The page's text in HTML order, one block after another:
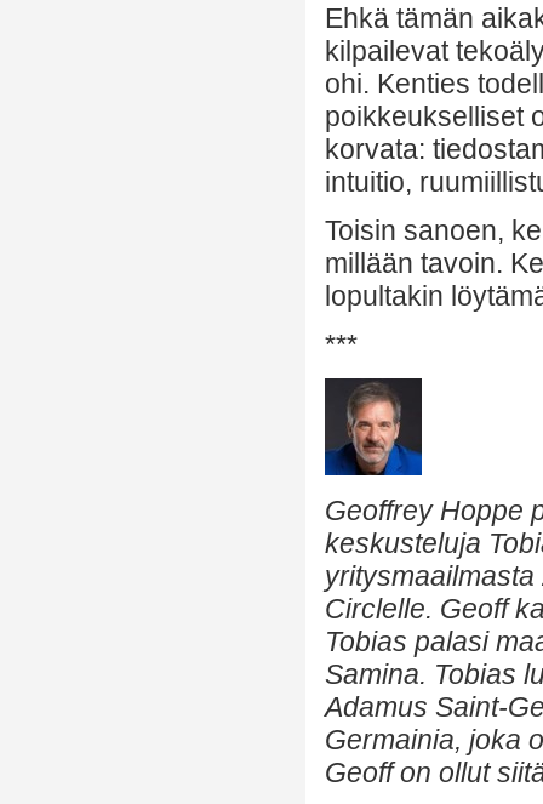
Ehkä tämän
kilpailevat
ohi. Kenties
poikkeukselliset
korvata:
intuitio,
Toisin sanoen,
millään tavoin.
lopultakin
***
Geoffrey Hoppe
keskusteluja
Circlelle. Geoff
Tobias palasi
Samina. Tobias
Adamus Saint-
Germainia, joka
Geoff on ollut